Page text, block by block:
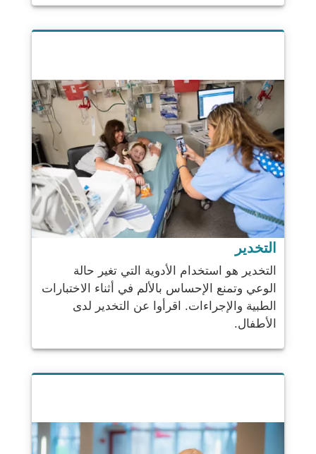
التخدير
التخدير هو استخدام الأدوية التي تغير حالة
الوعي وتمنع الإحساس بالألم في أثناء الاختبارات
الطبية والإجراءات. اقرأوا عن التخدير لدى
الأطفال.